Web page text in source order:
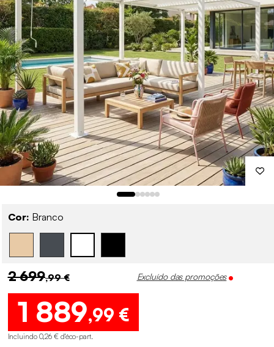
Cor: Branco
2 699,99 € Excluído das promoções
1 889,99 €
Incluindo 0,26 € d'éco-part.